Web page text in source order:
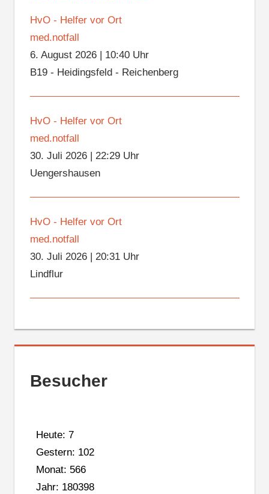
HvO - Helfer vor Ort
med.notfall
6. August 2026| 10:40 Uhr
B19 - Heidingsfeld - Reichenberg
HvO - Helfer vor Ort
med.notfall
30. Juli 2026| 22:29 Uhr
Uengershausen
HvO - Helfer vor Ort
med.notfall
30. Juli 2026| 20:31 Uhr
Lindflur
Besucher
Heute: 7
Gestern: 102
Monat: 566
Jahr: 180398